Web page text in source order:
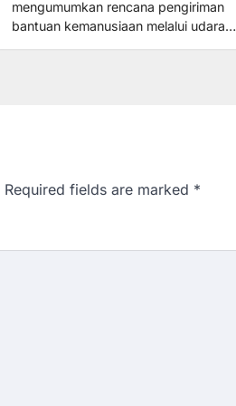
mengumumkan rencana pengiriman
bantuan kemanusiaan melalui udara…
Required fields are marked *